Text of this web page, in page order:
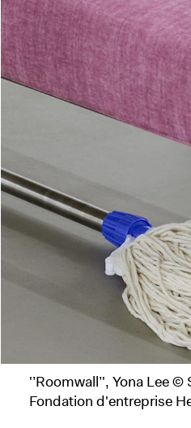
'’Roomwall’', Yona Lee © Sangtae Kim
Fondation d'entreprise